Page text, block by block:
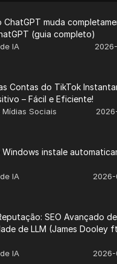
ChatGPT muda
(guia completo)
IA
Contas do TikTok
– Fácil e Eficiente!
Sociais
Windows instale
IA 2026-
SEO Avançado
de LLM (James Dooley
IA 2026-